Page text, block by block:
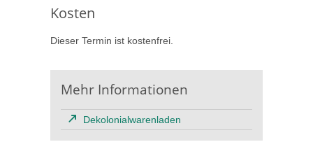
Kosten
Dieser Termin ist kostenfrei.
Mehr Informationen
Dekolonialwarenladen